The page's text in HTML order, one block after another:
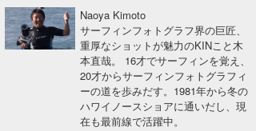
波情報･概況
WAVE HUNTER波予想ツール
Naoya Kimoto
サーフィンフォトグラフ界の巨匠、
重厚なショットが魅力のKINこと木
本直哉。 16才でサーフィンを覚え、
20才からサーフィンフォトグラフィ
ーの道を歩みだす。1981年から冬の
ハワイノースショアに通いだし、現
在も最前線で活躍中。
ファッション/グッズ
アート＆エンタメ